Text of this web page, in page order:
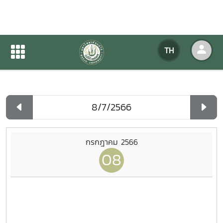
TH
ปฏิทินกิจกรรมของหน่วยงาน
ปฏิทินกิจกรรมของหน่วยงาน
กรกฎาคม 2566
08